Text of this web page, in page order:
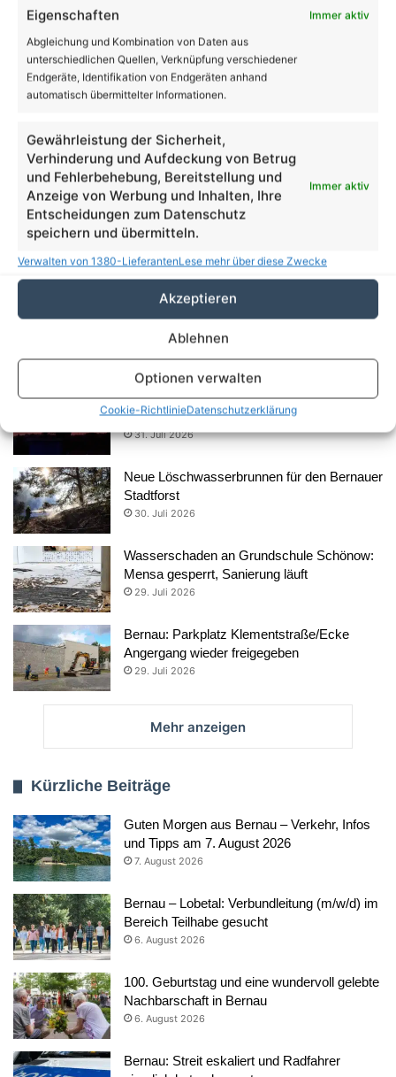
Eigenschaften
Immer aktiv
Abgleichung und Kombination von Daten aus
unterschiedlichen Quellen, Verknüpfung verschiedener
Endgeräte, Identifikation von Endgeräten anhand
automatisch übermittelter Informationen.
Gewährleistung der Sicherheit,
Verhinderung und Aufdeckung von Betrug
und Fehlerbehebung, Bereitstellung und
Anzeige von Werbung und Inhalten, Ihre
Entscheidungen zum Datenschutz
speichern und übermitteln.
Immer aktiv
Verwalten von 1380-LieferantenLese mehr über diese Zwecke
Akzeptieren
Ablehnen
Optionen verwalten
Cookie-RichtlinieDatenschutzerklärung
Danke dafür!62.048
18.419
AppNutzer
28.006
1.708
Follower
Aus dem Rathaus
35 Jahre Herzblut für Kunst und Kultur: Anja
Schreier und ihre FRAKIMA Bernau
5. August 2026
Süßes Comeback über den Dächern von
Bernau: Der Rathaushonig ist zurück
3. August 2026
Dem Himmel so nah: Sonnenfinsternis auf
dem Bernauer Rathausdach erleben
31. Juli 2026
Neue Löschwasserbrunnen für den Bernauer
Stadtforst
30. Juli 2026
Wasserschaden an Grundschule Schönow:
Mensa gesperrt, Sanierung läuft
29. Juli 2026
Bernau: Parkplatz Klementstraße/Ecke
Angergang wieder freigegeben
29. Juli 2026
Mehr anzeigen
Kürzliche Beiträge
Guten Morgen aus Bernau – Verkehr, Infos
und Tipps am 7. August 2026
7. August 2026
Bernau – Lobetal: Verbundleitung (m/w/d) im
Bereich Teilhabe gesucht
6. August 2026
100. Geburtstag und eine wundervoll gelebte
Nachbarschaft in Bernau
6. August 2026
Bernau: Streit eskaliert und Radfahrer